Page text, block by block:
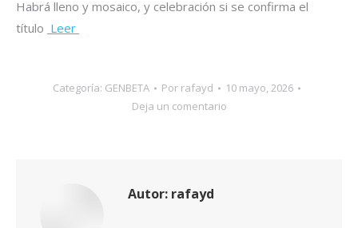
Habrá lleno y mosaico, y celebración si se confirma el
título Leer
Categoría: GENBETA Por rafayd
10 mayo, 2026
Deja un comentario
Autor: rafayd